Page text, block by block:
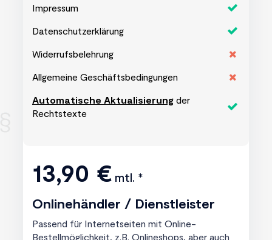
Impressum
Datenschutzerklärung
Widerrufsbelehrung
Allgemeine Geschäftsbedingungen
Automatische Aktualisierung der
Rechtstexte
13,90 € mtl. *
Onlinehändler / Dienstleister
Passend für Internetseiten mit Online-
Bestellmöglichkeit, z.B. Onlineshops, aber auch